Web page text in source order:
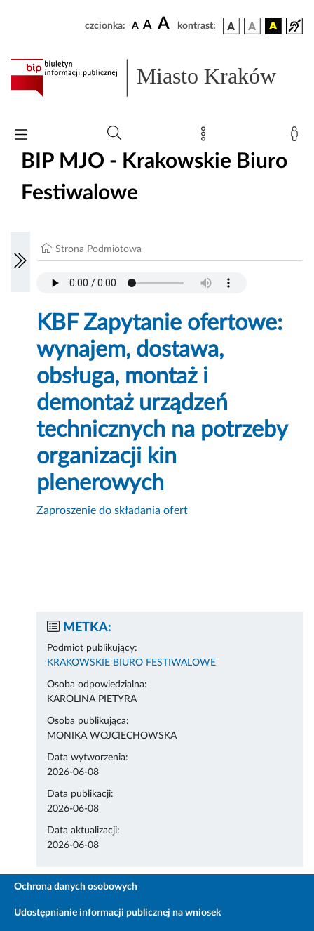
czcionka: A A A kontrast:
Miasto Kraków
BIP MJO - Krakowskie Biuro
Festiwalowe
Strona Podmiotowa
KBF Zapytanie ofertowe:
wynajem, dostawa,
obsługa, montaż i
demontaż urządzeń
technicznych na potrzeby
organizacji kin
plenerowych
Zaproszenie do składania ofert
METKA:
Podmiot publikujący:
KRAKOWSKIE BIURO FESTIWALOWE
Osoba odpowiedzialna:
KAROLINA PIETYRA
Osoba publikująca:
MONIKA WOJCIECHOWSKA
Data wytworzenia:
2026-06-08
Data publikacji:
2026-06-08
Data aktualizacji:
2026-06-08
Ochrona danych osobowych
Udostępnianie informacji publicznej na wniosek